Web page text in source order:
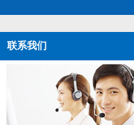
联系我们